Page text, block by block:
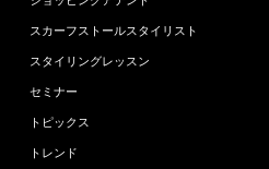
スカーフストールスタイリスト
スタイリングレッスン
セミナー
トピックス
トレンド